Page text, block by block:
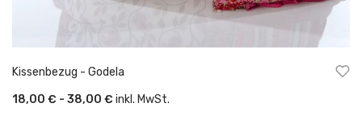
Kissenbezug - Godela
18,00 € - 38,00 € inkl. MwSt.